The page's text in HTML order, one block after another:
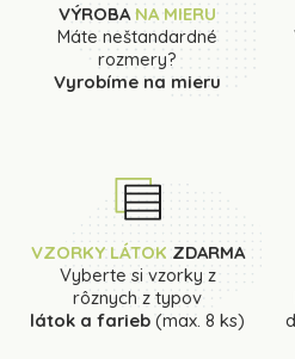
VÝROBANA MIERU
Máte neštandardné
rozmery?
Vyrobíme na mieru
VZORKY LÁTOK ZDARMA
Vyberte si vzorky z
rôznych z typov
látok a farieb (max. 8 ks)